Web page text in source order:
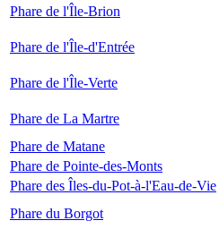
Phare de l'Île-Brion
Phare de l'Île-d'Entrée
Phare de l'Île-Verte
Phare de La Martre
Phare de Matane
Phare de Pointe-des-Monts
Phare des Îles-du-Pot-à-l'Eau-de-Vie
Phare du Borgot